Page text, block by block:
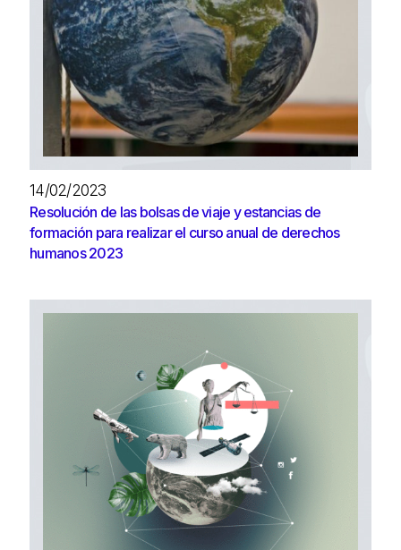
14/02/2023
Resolución de las bolsas de viaje y estancias de
formación para realizar el curso anual de derechos
humanos 2023